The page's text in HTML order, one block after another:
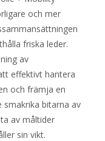
och mer
friska leder.
av
effektivt hantera
och främja en
smakrika bitarna av
av måltider
sin vikt.